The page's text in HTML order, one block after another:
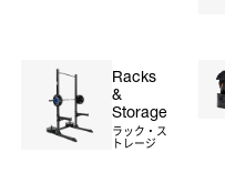
Racks
&
Storage
ラック・ス
トレージ